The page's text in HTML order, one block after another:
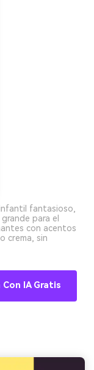
fantasioso,
para el
con acentos
crema, sin
IA Gratis